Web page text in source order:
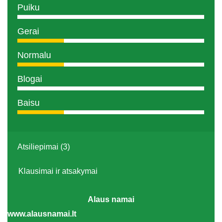
Puiku
Gerai
Normalu
Blogai
Baisu
Atsiliepimai (3)
Klausimai ir atsakymai
Alaus namai
www.alausnamai.lt